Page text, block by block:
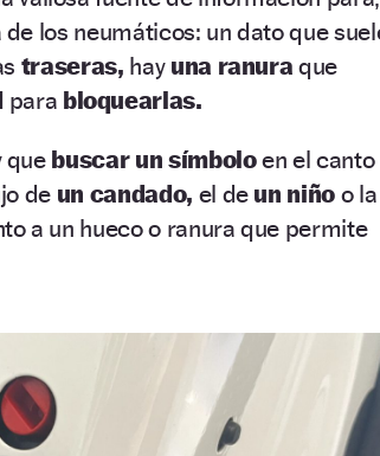
los neumáticos: un dato que
traseras, hay una ranura que
para bloquearlas.
quebuscar un símboloen el canto
de un candado, el de un niño o la
a un hueco o ranura que permite